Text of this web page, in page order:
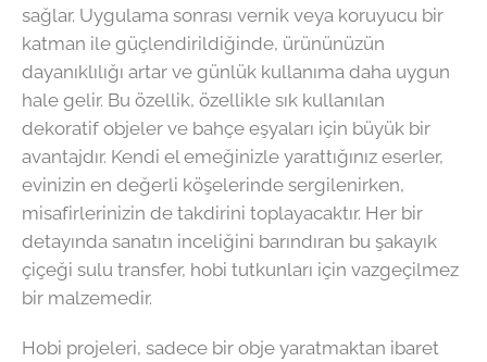
sağlar. Uygulama sonrası vernik veya koruyucu bir
katman ile güçlendirildiğinde, ürününüzün
dayanıklılığı artar ve günlük kullanıma daha uygun
hale gelir. Bu özellik, özellikle sık kullanılan
dekoratif objeler ve bahçe eşyaları için büyük bir
avantajdır. Kendi el emeğinizle yarattığınız eserler,
evinizin en değerli köşelerinde sergilenirken,
misafirlerinizin de takdirini toplayacaktır. Her bir
detayında sanatın inceliğini barındıran bu şakayık
çiçeği sulu transfer, hobi tutkunları için vazgeçilmez
bir malzemedir.
Hobi projeleri, sadece bir obje yaratmaktan ibaret